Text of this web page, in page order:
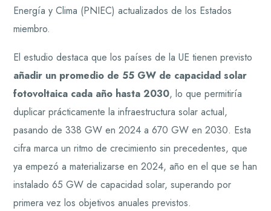
Energía y Clima (PNIEC) actualizados de los Estados
miembro.
El estudio destaca que los países de la UE tienen previsto
añadir un promedio de 55 GW de capacidad solar
fotovoltaica cada año hasta 2030, lo que permitiría
duplicar prácticamente la infraestructura solar actual,
pasando de 338 GW en 2024 a 670 GW en 2030. Esta
cifra marca un ritmo de crecimiento sin precedentes, que
ya empezó a materializarse en 2024, año en el que se han
instalado 65 GW de capacidad solar, superando por
primera vez los objetivos anuales previstos.